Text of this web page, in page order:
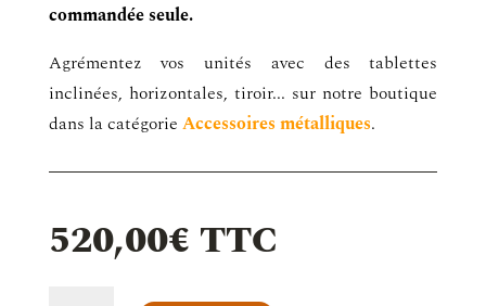
commandée seule.
Agrémentez vos unités avec des tablettes
inclinées, horizontales, tiroir... sur notre boutique
dans la catégorie Accessoires métalliques.
520,00€ TTC